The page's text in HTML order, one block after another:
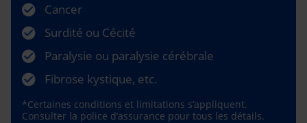
Cancer
Surdité ou Cécité
Paralysie ou paralysie cérébrale
Fibrose kystique, etc.
*Certaines conditions et limitations s’appliquent.
Consulter la police d’assurance pour tous les détails.